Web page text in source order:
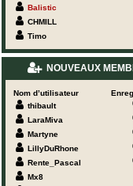
Balistic
CHMILL
Timo
NOUVEAUX
Nom d’utilisateur
thibault
LaraMiva
Martyne
LillyDuRhone
Rente_Pascal
Mx8